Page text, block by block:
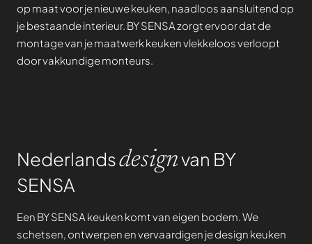
op maat voor je nieuwe keuken, naadloos aansluitend op
je bestaande interieur. BY SENSA zorgt ervoor dat de
montage van je maatwerk keuken vlekkeloos verloopt
door vakkundige monteurs.
Nederlandsdesignvan BY
SENSA
Een BY SENSA keuken komt van eigen bodem. We
schetsen, ontwerpen en vervaardigen je design keuken